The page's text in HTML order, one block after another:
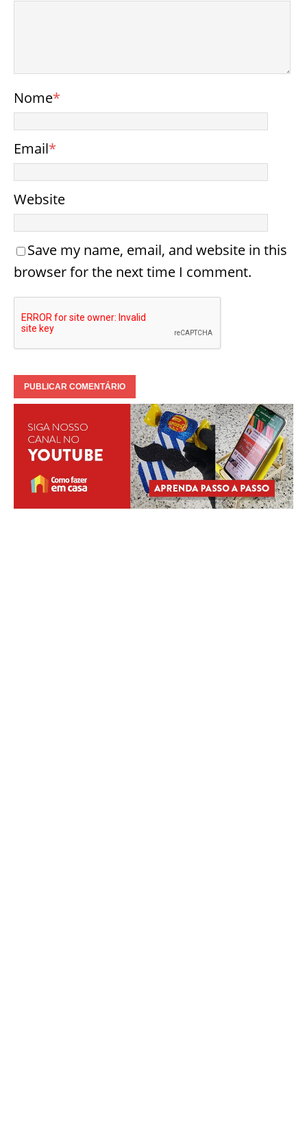
Nome*
Email*
Website
Save my name, email, and website in this
browser for the next time I comment.